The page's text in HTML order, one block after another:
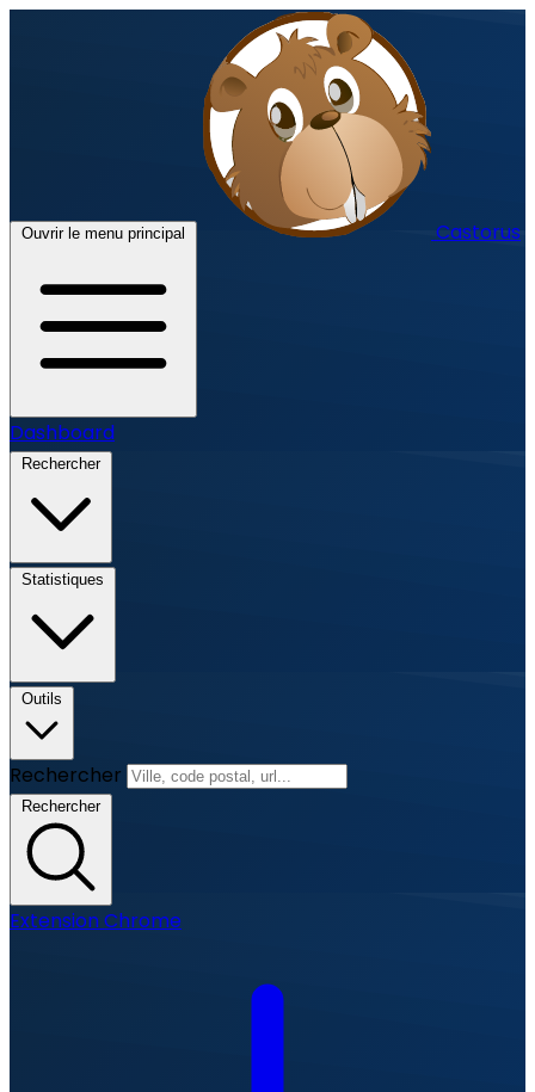
Ouvrir le menu principal Castorus
Dashboard
Rechercher
Statistiques
Outils
Rechercher
Rechercher
Extension Chrome